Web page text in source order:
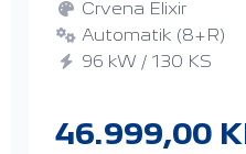
Crvena Elixir
Automatik (8+R)
96 kW / 130 KS
46.999,00